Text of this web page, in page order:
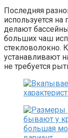
Последняя
используется
делают
больших чаш
стекловолокно.
устанавливают
не требуется